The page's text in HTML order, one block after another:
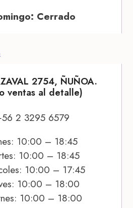
Cerrado
2754, ÑUÑOA.
ventas al detalle)
2 3295 6579
10:00 – 18:45
10:00 – 18:45
10:00 – 17:45
10:00 – 18:00
10:00 – 18:00